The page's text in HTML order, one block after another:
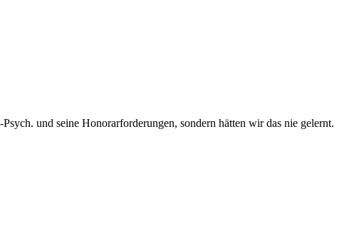
und seine Honorarforderungen, sondern hätten wir das nie gelernt.